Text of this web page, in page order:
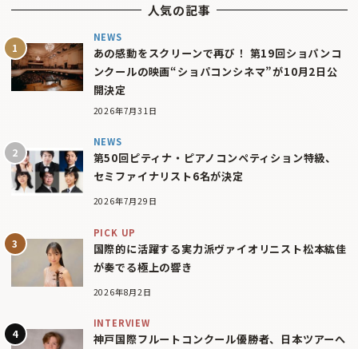
人気の記事
NEWS
あの感動をスクリーンで再び！ 第19回ショパンコ
ンクールの映画“ショパコンシネマ”が10月2日公
開決定
2026年7月31日
NEWS
第50回ピティナ・ピアノコンペティション特級、
セミファイナリスト6名が決定
2026年7月29日
PICK UP
国際的に活躍する実力派ヴァイオリニスト松本紘佳
が奏でる極上の響き
2026年8月2日
INTERVIEW
神戸国際フルートコンクール優勝者、日本ツアーへ